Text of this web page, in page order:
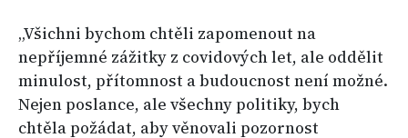
„Všichni bychom chtěli zapomenout na
nepříjemné zážitky z covidových let, ale oddělit
minulost, přítomnost a budoucnost není možné.
Nejen poslance, ale všechny politiky, bych
chtěla požádat, aby věnovali pozornost